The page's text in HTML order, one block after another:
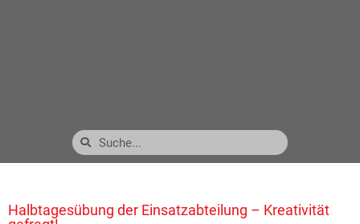
Halbtagesübung der Einsatzabteilung – Kreativität